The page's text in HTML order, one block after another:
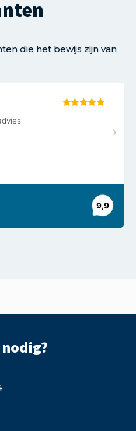
die het bewijs zijn van